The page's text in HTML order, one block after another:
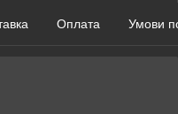
Оплата Умови